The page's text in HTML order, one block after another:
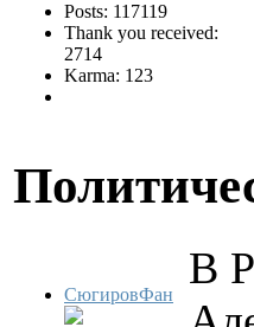
Posts: 117119
Thank you received:
2714
Karma: 123
СюгировФан
В